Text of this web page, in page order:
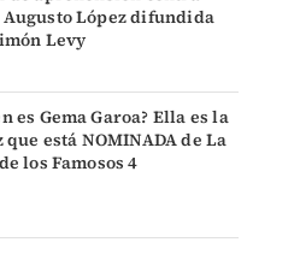
Augusto López difundida
Levy
es Gema Garoa? Ella es la
está NOMINADA de La
los Famosos 4